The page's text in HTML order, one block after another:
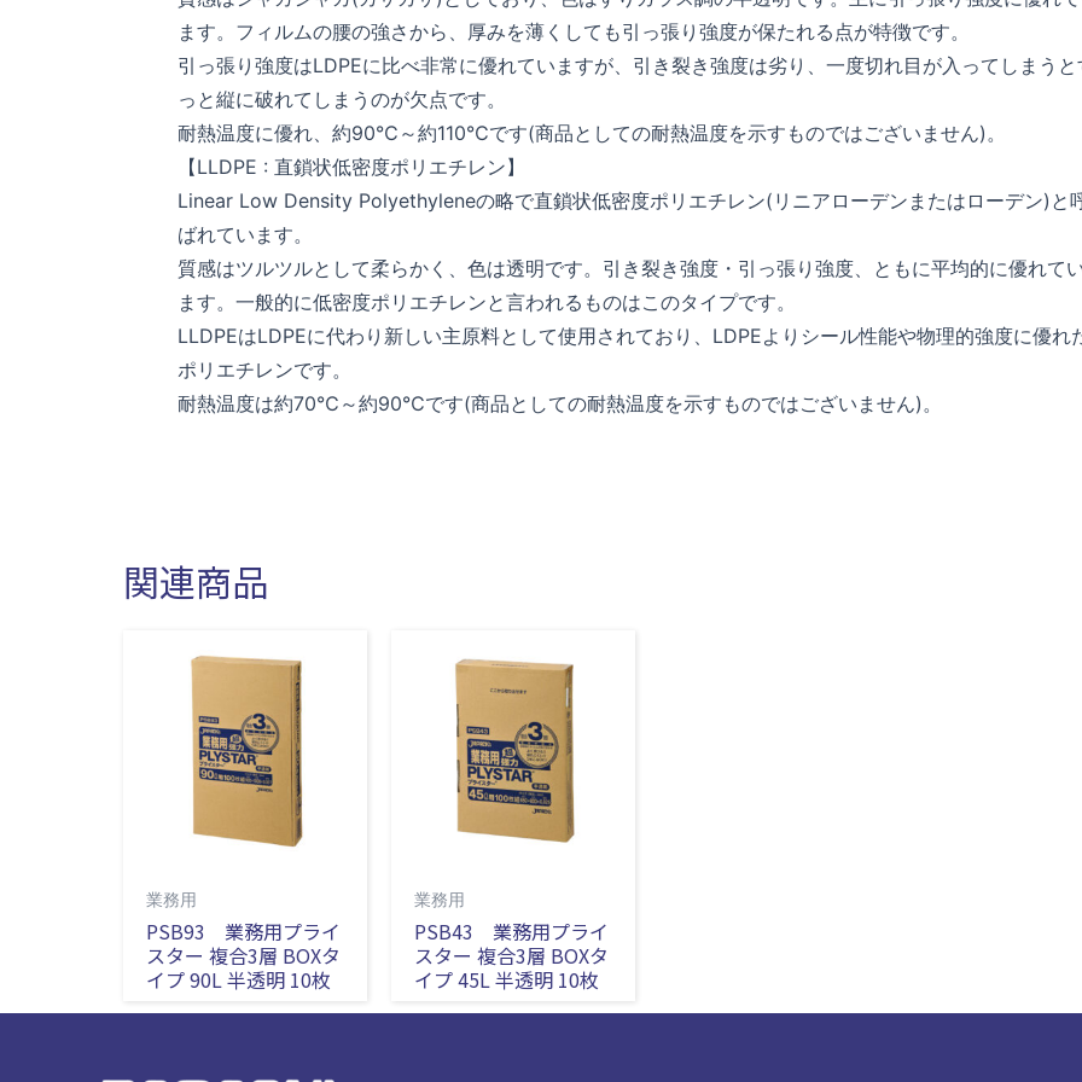
ます。フィルムの腰の強さから、厚みを薄くしても引っ張り強度が保たれる点が特徴です。
引っ張り強度はLDPEに比べ非常に優れていますが、引き裂き強度は劣り、一度切れ目が入ってしまうと
っと縦に破れてしまうのが欠点です。
耐熱温度に優れ、約90℃～約110℃です(商品としての耐熱温度を示すものではございません)。
【LLDPE : 直鎖状低密度ポリエチレン】
Linear Low Density Polyethyleneの略で直鎖状低密度ポリエチレン(リニアローデンまたはローデン)と
ばれています。
質感はツルツルとして柔らかく、色は透明です。引き裂き強度・引っ張り強度、ともに平均的に優れて
ます。一般的に低密度ポリエチレンと言われるものはこのタイプです。
LLDPEはLDPEに代わり新しい主原料として使用されており、LDPEよりシール性能や物理的強度に優れ
ポリエチレンです。
耐熱温度は約70℃～約90℃です(商品としての耐熱温度を示すものではございません)。
関連商品
業務用
PSB93 業務用プライ
スター 複合3層 BOXタ
イプ 90L 半透明 10枚
業務用
PSB43 業務用プライ
スター 複合3層 BOXタ
イプ 45L 半透明 10枚